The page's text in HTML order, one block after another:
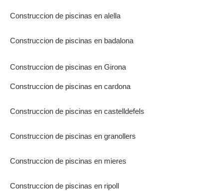
Construccion de piscinas en alella
Construccion de piscinas en badalona
Construccion de piscinas en Girona
Construccion de piscinas en cardona
Construccion de piscinas en castelldefels
Construccion de piscinas en granollers
Construccion de piscinas en mieres
Construccion de piscinas en ripoll